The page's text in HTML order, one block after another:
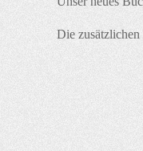
Die